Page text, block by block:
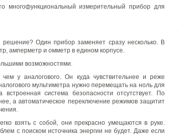
многофункциональный измерительный прибор для
Один прибор заменяет сразу несколько. В
амперметр и омметр в едином корпусе.
возможностями.
у аналогового. Он куда чувствительнее и реже
мультиметра нужно перемещать на ноль для
система безопасности отсутствует. По
а автоматическое переключение режимов защитит
взять с собой, они прекрасно умещаются в руке.
с поиском источника энергии не будет. Даже если